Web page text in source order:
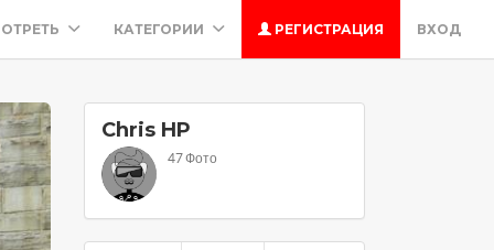
КАТЕГОРИИ РЕГИСТРАЦИЯ ВХОД
Chris HP
47 Фото